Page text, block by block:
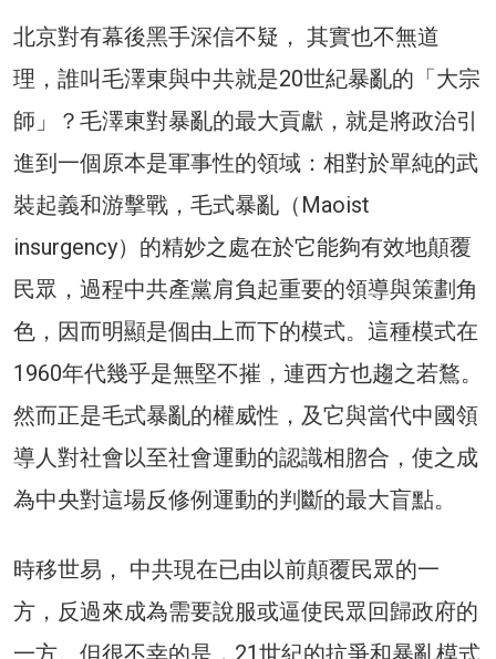
北京對有幕後黑手深信不疑， 其實也不無道
理，誰叫毛澤東與中共就是20世紀暴亂的「大宗
師」？毛澤東對暴亂的最大貢獻，就是將政治引
進到一個原本是軍事性的領域：相對於單純的武
裝起義和游擊戰，毛式暴亂（Maoist
insurgency）的精妙之處在於它能夠有效地顛覆
民眾，過程中共產黨肩負起重要的領導與策劃角
色，因而明顯是個由上而下的模式。這種模式在
1960年代幾乎是無堅不摧，連西方也趨之若鶩。
然而正是毛式暴亂的權威性，及它與當代中國領
導人對社會以至社會運動的認識相脗合，使之成
為中央對這場反修例運動的判斷的最大盲點。
時移世易， 中共現在已由以前顛覆民眾的一
方，反過來成為需要說服或逼使民眾回歸政府的
一方。但很不幸的是，21世紀的抗爭和暴亂模式